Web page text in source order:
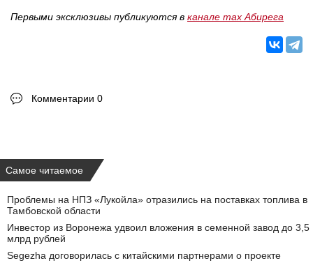
Первыми эксклюзивы публикуются в канале max Абирега
Комментарии 0
Самое читаемое
Проблемы на НПЗ «Лукойла» отразились на поставках топлива в
Тамбовской области
Инвестор из Воронежа удвоил вложения в семенной завод до 3,5
млрд рублей
Segezha договорилась с китайскими партнерами о проекте